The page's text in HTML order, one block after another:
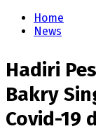
Home
News
Hadiri
Bakry
Covid-19